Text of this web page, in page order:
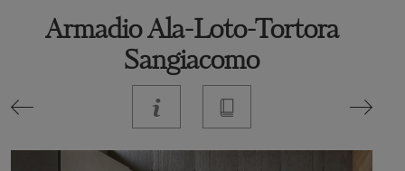
Armadio Ala-Loto-Tortora
Sangiacomo